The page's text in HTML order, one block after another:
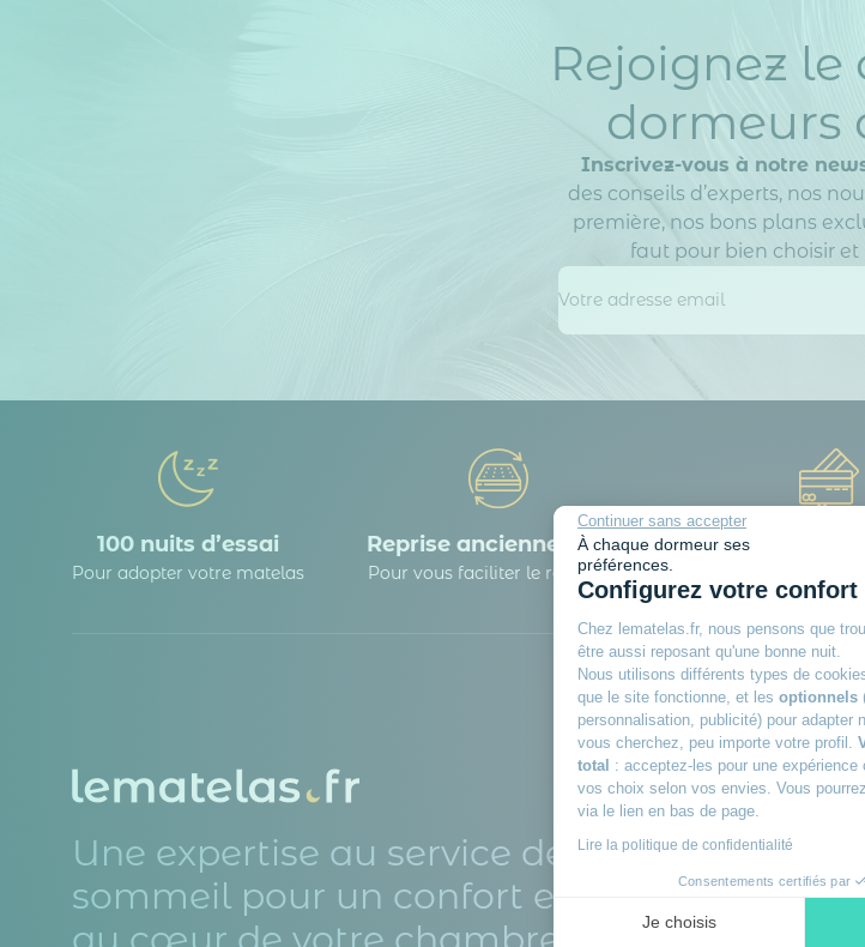
Continuer sans accepter
À chaque dormeur ses
préférences.
Configurez votre confort
Chez lematelas.fr, nous pensons que
être aussi reposant qu'une bonne nuit.
Nous utilisons différents types de
que le site fonctionne, et les optionnels
personnalisation, publicité) pour adapter
vous cherchez, peu importe votre profil.
total : acceptez-les pour une expérience
vos choix selon vos envies. Vous
via le lien en bas de page.
Lire la politique de confidentialité
Consentements certifiés par
Je choisis
Rejoignez le
dormeurs
Inscrivez-vous à notre
des conseils d’experts, nos
première, nos bons plans
faut pour bien choisir et
100 nuits d’essai
Pour adopter votre matelas
Reprise ancienne literie
Pour vous faciliter le recyclage
3 fois sans
Une expertise au service de votre
sommeil pour un confort et un bien-être Suivre